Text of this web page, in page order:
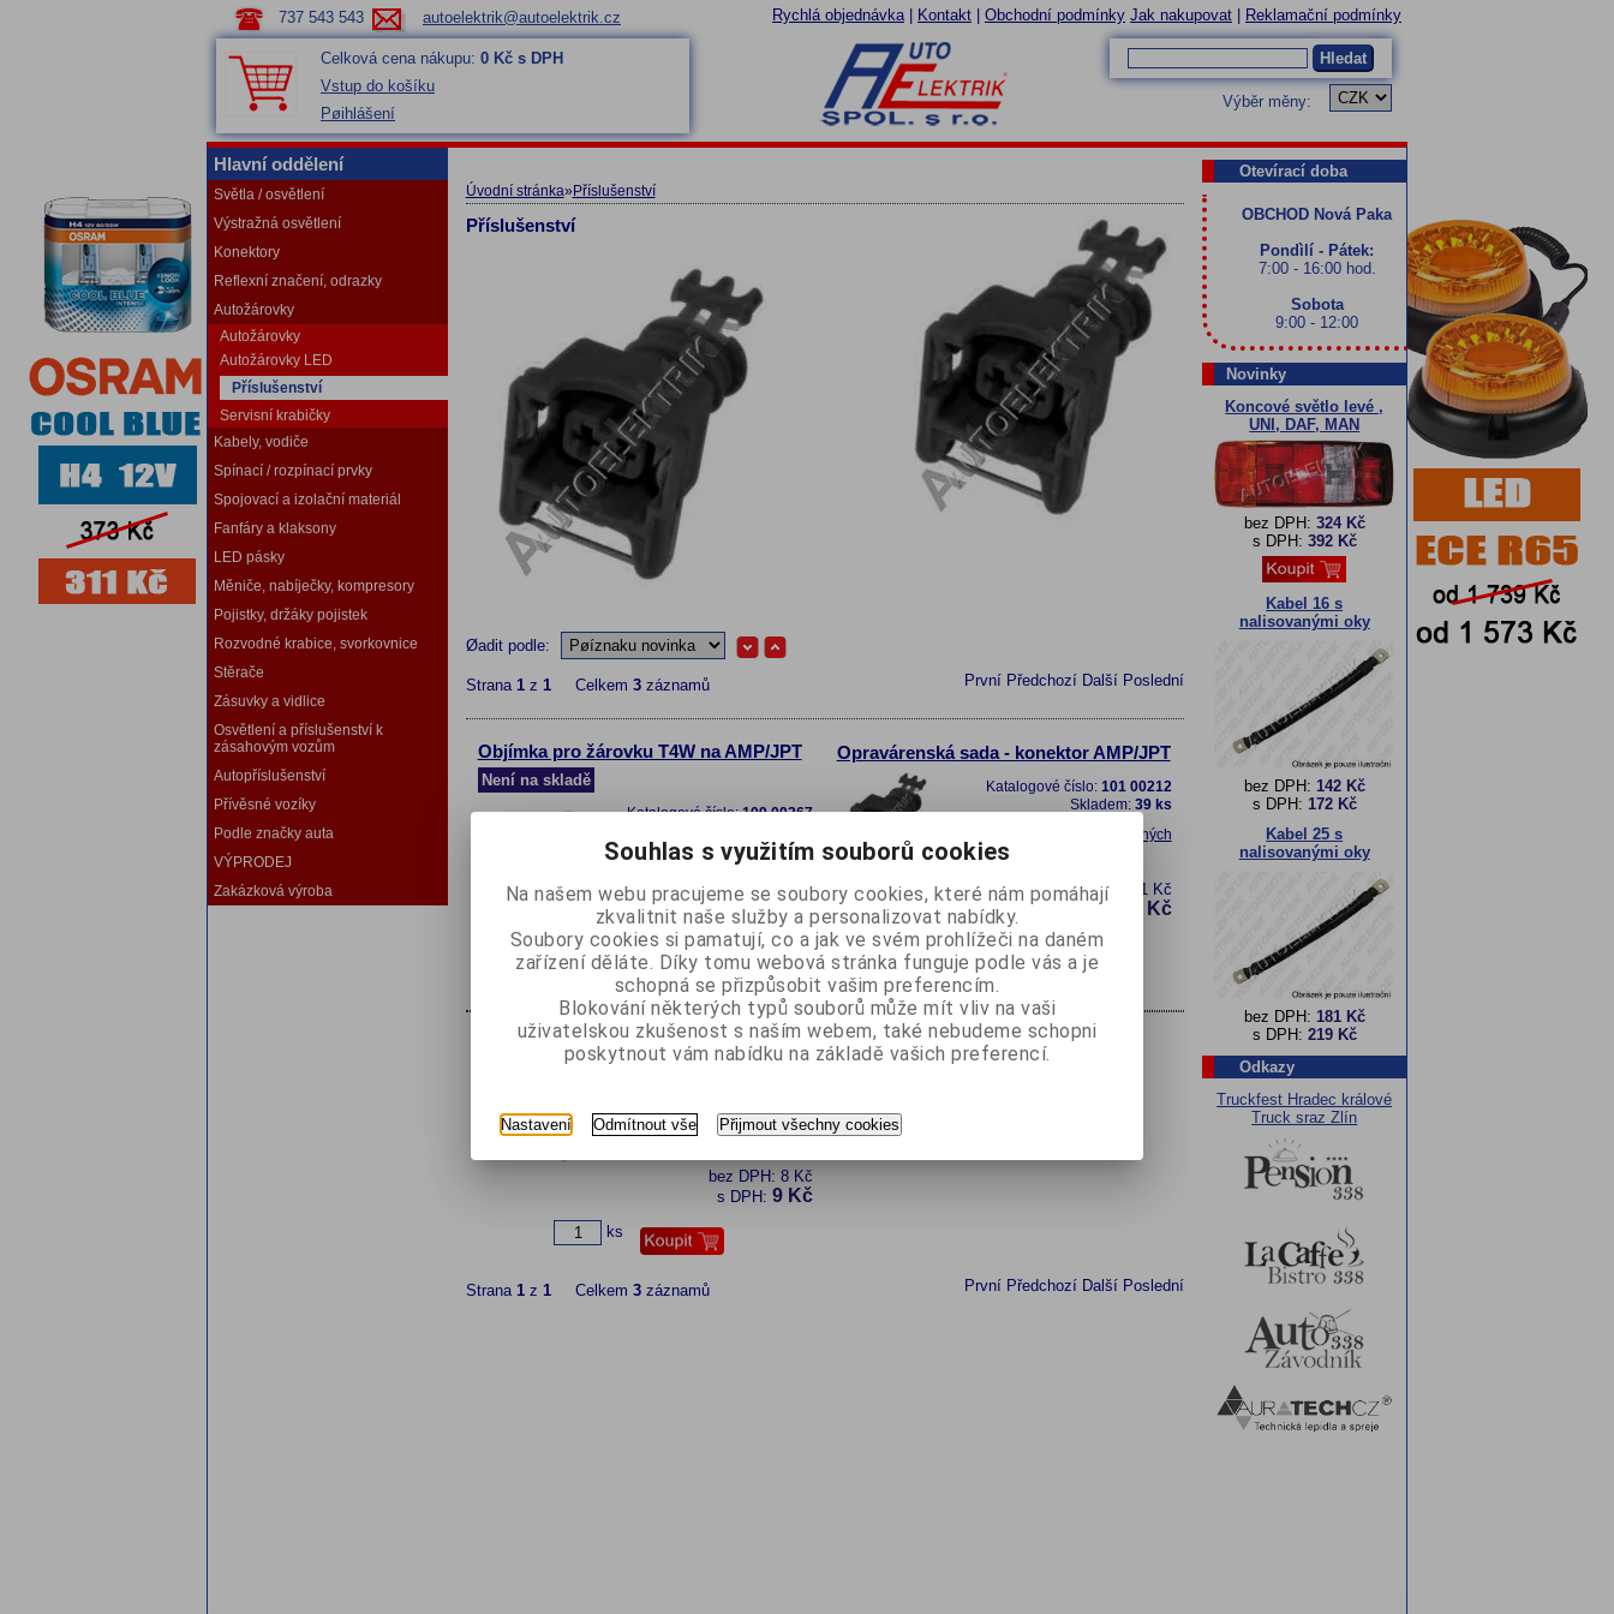
Rychlá objednávka Kontakt Obchodní podmínky Jak nakupovat Reklamační podmínky
737 543 543 autoelektrik@autoelektrik.cz
Celková cena nákupu: 0 Kč s DPH
Vstup do košíku
Pøihlášení
Hledat
Výběr měny:
Hlavní oddělení
Světla / osvětlení
Výstražná osvětlení
Konektory
Reflexní značení, odrazky
Autožárovky
Autožárovky
Autožárovky LED
Příslušenství
Servisní krabičky
Kabely, vodiče
Spínací / rozpínací prvky
Spojovací a izolační materiál
Fanfáry a klaksony
LED pásky
Měniče, nabíječky, kompresory
Pojistky, držáky pojistek
Rozvodné krabice, svorkovnice
Stěrače
Zásuvky a vidlice
Osvětlení a příslušenství k
zásahovým vozům
Autopříslušenství
Přívěsné vozíky
Podle značky auta
VÝPRODEJ
Zakázková výroba
Úvodní stránka» Příslušenství
Příslušenství
Øadit podle:
Strana 1z 1Celkem 3záznamů První Předchozí Další Poslední
Objímka pro žárovku T4W na AMP/JPT
Není na skladě
Katalogové číslo:109 00267
Přidat do oblíbených
bez DPH:91 Kč
s DPH:111 Kč
ks
Opravárenská sada - konektor AMP/JPT
Katalogové číslo: 101 00212
Skladem: 39 ks
Přidat do oblíbených
bez DPH:
71 Kč
s DPH:
85 Kč
ks
Patice na žárovku H4, úhlová, bílý plast
Přidat do oblíbených
bez DPH: 8 Kč
s DPH: 9 Kč
ks
Strana 1z 1Celkem 3záznamů První Předchozí Další Poslední
Otevírací doba
OBCHOD Nová Paka
Pondìlí - Pátek:
7:00 - 16:00 hod.
Sobota
9:00 - 12:00
Novinky
Koncové světlo levé ,
UNI, DAF, MAN
bez DPH: 324 Kč
s DPH: 392 Kč
Kabel 16 s
nalisovanými oky
bez DPH: 142 Kč
s DPH: 172 Kč
Kabel 25 s
nalisovanými oky
bez DPH: 181 Kč
s DPH: 219 Kč
Odkazy
Truckfest Hradec králové
Truck sraz Zlín
Souhlas s využitím souborů cookies
Na našem webu pracujeme se soubory cookies, které nám pomáhají
zkvalitnit naše služby a personalizovat nabídky.
Soubory cookies si pamatují, co a jak ve svém prohlížeči na daném
zařízení děláte. Díky tomu webová stránka funguje podle vás a je
schopná se přizpůsobit vašim preferencím.
Blokování některých typů souborů může mít vliv na vaši
uživatelskou zkušenost s naším webem, také nebudeme schopni
poskytnout vám nabídku na základě vašich preferencí.
Nastavení Odmítnout vše Přijmout všechny cookies